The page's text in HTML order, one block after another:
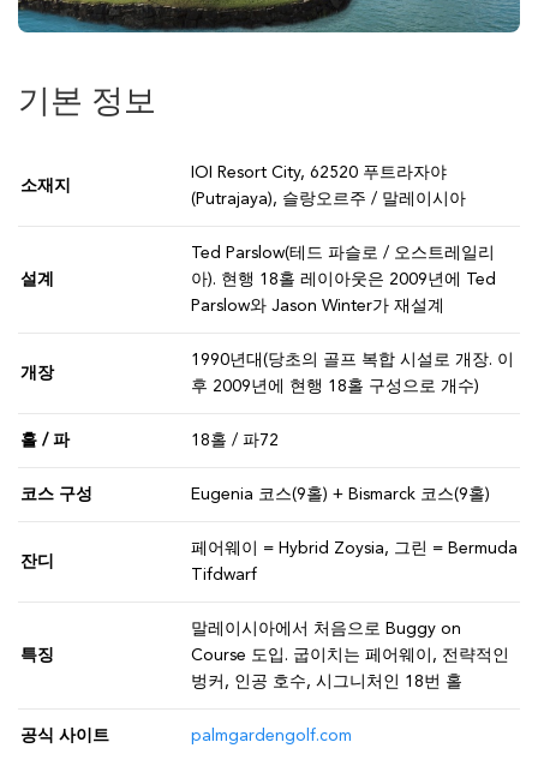
기본 정보
소재지
IOI Resort City, 62520 푸트라자야
(Putrajaya), 슬랑오르주 / 말레이시아
설계
Ted Parslow(테드 파슬로 / 오스트레일리
아). 현행 18홀 레이아웃은 2009년에 Ted
Parslow와 Jason Winter가 재설계
개장
1990년대(당초의 골프 복합 시설로 개장. 이
후 2009년에 현행 18홀 구성으로 개수)
홀 / 파 18홀 / 파72
코스 구성 Eugenia 코스(9홀) + Bismarck 코스(9홀)
잔디
페어웨이 = Hybrid Zoysia, 그린 = Bermuda
Tifdwarf
특징
말레이시아에서 처음으로 Buggy on
Course 도입. 굽이치는 페어웨이, 전략적인
벙커, 인공 호수, 시그니처인 18번 홀
공식 사이트 palmgardengolf.com